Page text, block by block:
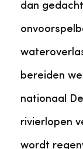
dan
bereiden
nationaal
rivierlopen
wordt